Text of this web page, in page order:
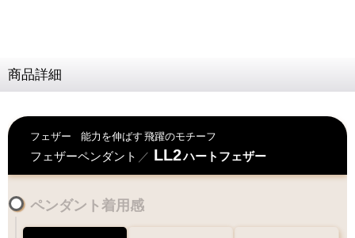
商品詳細
フェザー 能力を伸ばす 飛躍のモチーフ
フェザーペンダント ／ LL2ハートフェザー
ペンダント着用感